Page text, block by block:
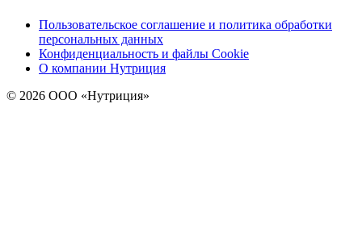
Пользовательское соглашение и политика обработки
персональных данных
Конфиденциальность и файлы Cookie
О компании Нутриция
© 2026 ООО «Нутриция»